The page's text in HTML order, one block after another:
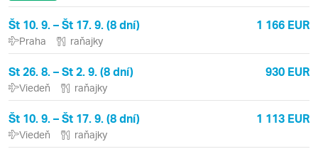
Št 10. 9. – Št 17. 9. (8 dní) 1 166 EUR
Praha raňajky
St 26. 8. – St 2. 9. (8 dní) 930 EUR
Viedeň raňajky
Št 10. 9. – Št 17. 9. (8 dní) 1 113 EUR
Viedeň raňajky